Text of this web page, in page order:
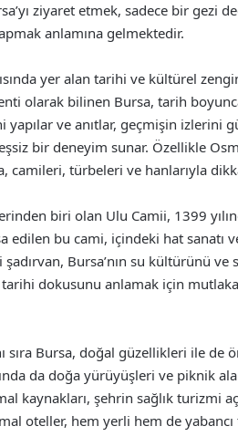
ziyaret etmek, sadece bir gezi
anlamına gelmektedir.
yer alan tarihi ve kültürel
olarak bilinen Bursa, tarih
yapılar ve anıtlar, geçmişin izlerini
bir deneyim sunar. Özellikle
camileri, türbeleri ve hanlarıyla
biri olan Ulu Camii, 1399
bu cami, içindeki hat sanatı
Bursa’nın su kültürünü ve
dokusunu anlamak için
Bursa, doğal güzellikleri ile de
da doğa yürüyüşleri ve piknik
kaynakları, şehrin sağlık turizmi
oteller, hem yerli hem de